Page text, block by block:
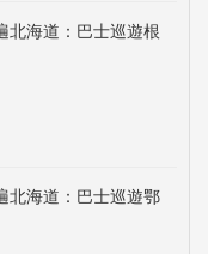
北海道：巴士巡遊根
北海道：巴士巡遊鄂